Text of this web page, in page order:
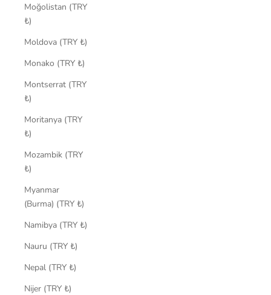
Moğolistan (TRY
₺)
Moldova (TRY ₺)
Monako (TRY ₺)
Montserrat (TRY
₺)
Moritanya (TRY
₺)
Mozambik (TRY
₺)
Myanmar
(Burma) (TRY ₺)
Namibya (TRY ₺)
Nauru (TRY ₺)
Nepal (TRY ₺)
Nijer (TRY ₺)